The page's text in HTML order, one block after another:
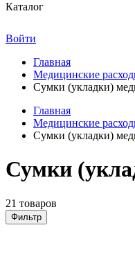
Каталог
Войти
Главная
Медицинские
Сумки (укладки)
Главная
Медицинские
Сумки (укладки)
Сумки
21 товаров
Фильтр